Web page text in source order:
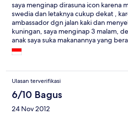
saya menginap dirasuna icon karena
swedia dan letaknya cukup dekat ,
ambassador dgn jalan kaki dan
kuningan, saya menginap 3 malam,
anak saya suka makanannya yang
pengen nginap dirasuna icon asal ada
Ulasan terverifikasi
6/10 Bagus
24 Nov 2012